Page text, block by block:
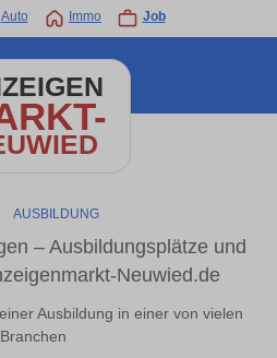
Auto Immo Job
AUSBILDUNG
– Ausbildungsplätze und
Neuwied.de
Ausbildung in einer von vielen
Branchen